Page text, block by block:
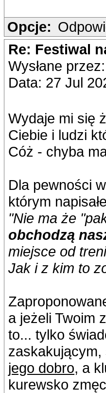
Opcje:
Re: Festiwal
Wysłane przez:
Data: 27 Jul
Wydaje mi się
Ciebie i ludzi
Cóż - chyba
Dla pewności
którym
"Nie ma że
obchodzą
miejsce od
Jak i z kim to
a jeżeli Twoim
to... tylko
zaskakującym,
jego dobro, a
kurewsko